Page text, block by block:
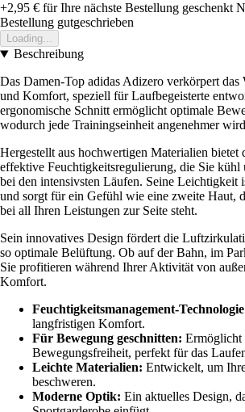
+2,95 € für Ihre nächste Bestellung geschenkt
Bestellung gutgeschrieben
Loading...
Beschreibung
Das Damen-Top adidas Adizero verkörpert das
und Komfort, speziell für Laufbegeisterte
ergonomische Schnitt ermöglicht optimale
wodurch jede Trainingseinheit angenehmer
Hergestellt aus hochwertigen Materialien bietet
effektive Feuchtigkeitsregulierung, die Sie kühl
bei den intensivsten Läufen. Seine Leichtigkeit
und sorgt für ein Gefühl wie eine zweite Haut,
bei all Ihren Leistungen zur Seite steht.
Sein innovatives Design fördert die
so optimale Belüftung. Ob auf der Bahn, im
Sie profitieren während Ihrer Aktivität von
Komfort.
Feuchtigkeitsmanagement-
langfristigen Komfort.
Für Bewegung geschnitten: Ermöglicht
Bewegungsfreiheit, perfekt für das
Leichte Materialien: Entwickelt, um
beschweren.
Moderne Optik: Ein aktuelles Design,